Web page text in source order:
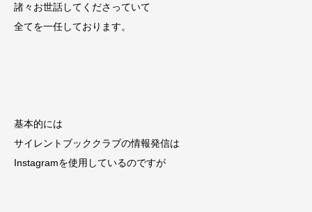
諸々お世話してくださっていて
全てを一任しております。
基本的には
サイレントブッククラブの情報発信は
Instagramを使用しているのですが